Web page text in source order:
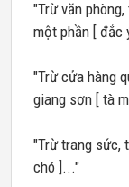
"Trừ văn
một phần [ đắc
"Trừ cửa hàng
giang sơn [ tà
"Trừ trang sức,
chó ]..."